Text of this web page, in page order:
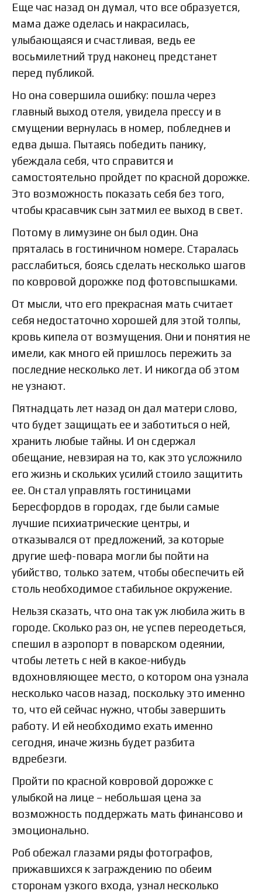
Еще час назад он думал, что все образуется,
мама даже оделась и накрасилась,
улыбающаяся и счастливая, ведь ее
восьмилетний труд наконец предстанет
перед публикой.
Но она совершила ошибку: пошла через
главный выход отеля, увидела прессу и в
смущении вернулась в номер, побледнев и
едва дыша. Пытаясь победить панику,
убеждала себя, что справится и
самостоятельно пройдет по красной дорожке.
Это возможность показать себя без того,
чтобы красавчик сын затмил ее выход в свет.
Потому в лимузине он был один. Она
пряталась в гостиничном номере. Старалась
расслабиться, боясь сделать несколько шагов
по ковровой дорожке под фотовспышками.
От мысли, что его прекрасная мать считает
себя недостаточно хорошей для этой толпы,
кровь кипела от возмущения. Они и понятия не
имели, как много ей пришлось пережить за
последние несколько лет. И никогда об этом
не узнают.
Пятнадцать лет назад он дал матери слово,
что будет защищать ее и заботиться о ней,
хранить любые тайны. И он сдержал
обещание, невзирая на то, как это усложнило
его жизнь и скольких усилий стоило защитить
ее. Он стал управлять гостиницами
Бересфордов в городах, где были самые
лучшие психиатрические центры, и
отказывался от предложений, за которые
другие шеф-повара могли бы пойти на
убийство, только затем, чтобы обеспечить ей
столь необходимое стабильное окружение.
Нельзя сказать, что она так уж любила жить в
городе. Сколько раз он, не успев переодеться,
спешил в аэропорт в поварском одеянии,
чтобы лететь с ней в какое-нибудь
вдохновляющее место, о котором она узнала
несколько часов назад, поскольку это именно
то, что ей сейчас нужно, чтобы завершить
работу. И ей необходимо ехать именно
сегодня, иначе жизнь будет разбита
вдребезги.
Пройти по красной ковровой дорожке с
улыбкой на лице – небольшая цена за
возможность поддержать мать финансово и
эмоционально.
Роб обежал глазами ряды фотографов,
прижавшихся к заграждению по обеим
сторонам узкого входа, узнал несколько